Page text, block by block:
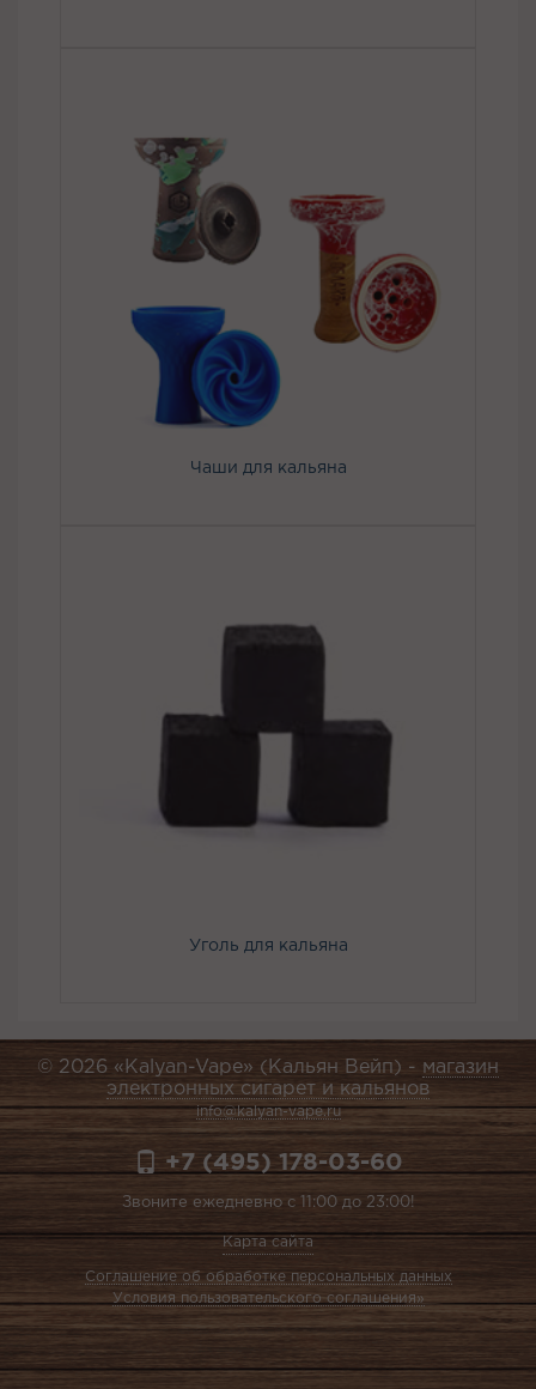
Чаши для кальяна
Уголь для кальяна
© 2026 «Kalyan-Vape» (Кальян Вейп) - магазин
электронных сигарет и кальянов
info@kalyan-vape.ru
+7 (495) 178-03-60
Звоните ежедневно с 11:00 до 23:00!
Карта сайта
Соглашение об обработке персональных данных
Условия пользовательского соглашения»